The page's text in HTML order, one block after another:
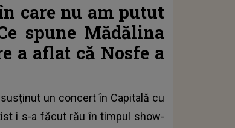
care nu am putut
spune Mădălina
a aflat că Nosfe a
un concert în Capitală cu
i s-a făcut rău în timpul show-